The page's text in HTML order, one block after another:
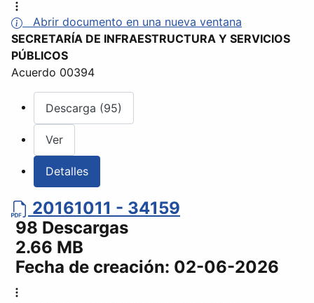
Abrir documento en una nueva ventana
SECRETARÍA DE INFRAESTRUCTURA Y SERVICIOS
PÚBLICOS
Acuerdo 00394
Descarga (95)
Ver
Detalles
20161011 - 34159
98 Descargas
2.66 MB
Fecha de creación: 02-06-2026